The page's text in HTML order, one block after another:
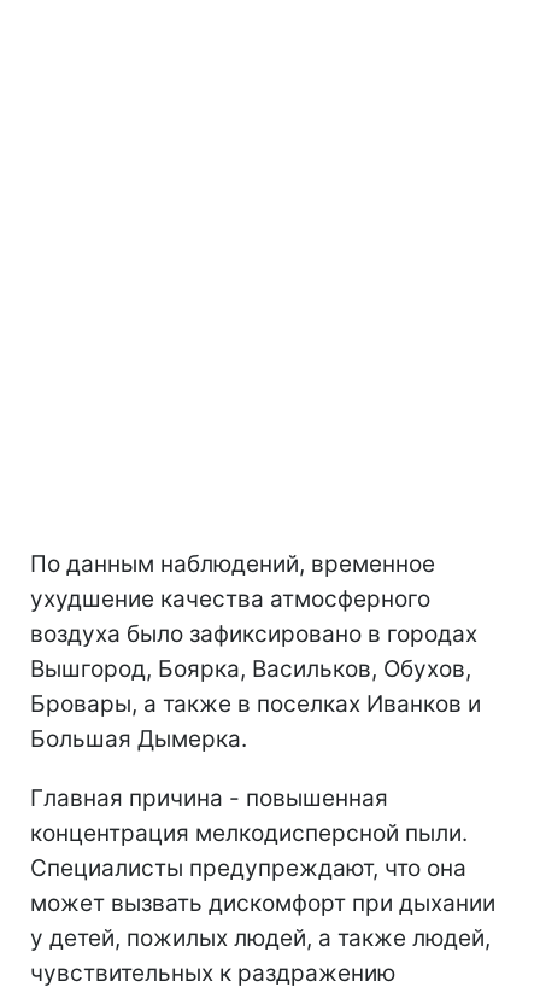
По данным наблюдений, временное
ухудшение качества атмосферного
воздуха было зафиксировано в городах
Вышгород, Боярка, Васильков, Обухов,
Бровары, а также в поселках Иванков и
Большая Дымерка.
Главная причина - повышенная
концентрация мелкодисперсной пыли.
Специалисты предупреждают, что она
может вызвать дискомфорт при дыхании
у детей, пожилых людей, а также людей,
чувствительных к раздражению